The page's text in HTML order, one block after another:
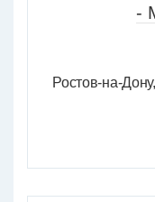
-
Ростов-на-Дону